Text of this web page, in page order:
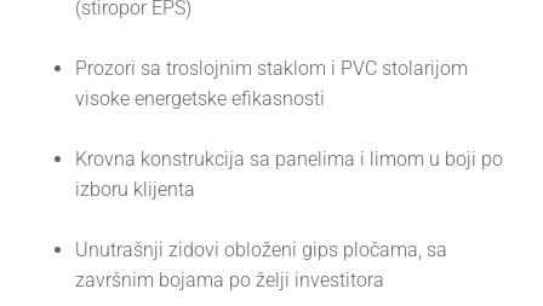
(stiropor EPS)
Prozori sa troslojnim staklom i PVC stolarijom
visoke energetske efikasnosti
Krovna konstrukcija sa panelima i limom u boji po
izboru klijenta
Unutrašnji zidovi obloženi gips pločama, sa
završnim bojama po želji investitora